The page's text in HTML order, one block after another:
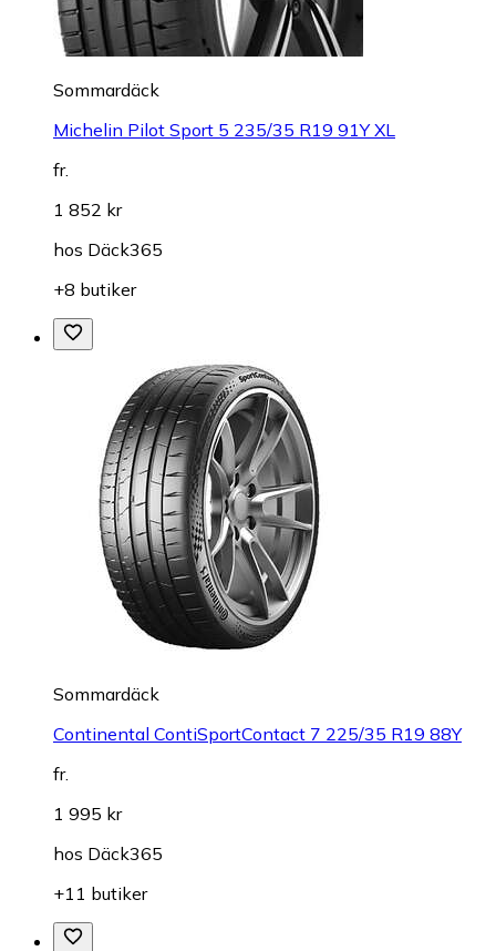
Sommardäck
Michelin Pilot Sport 5 235/35 R19 91Y XL
fr.
1 852 kr
hos Däck365
+8 butiker
Sommardäck
Continental ContiSportContact 7 225/35 R19 88Y
fr.
1 995 kr
hos Däck365
+11 butiker